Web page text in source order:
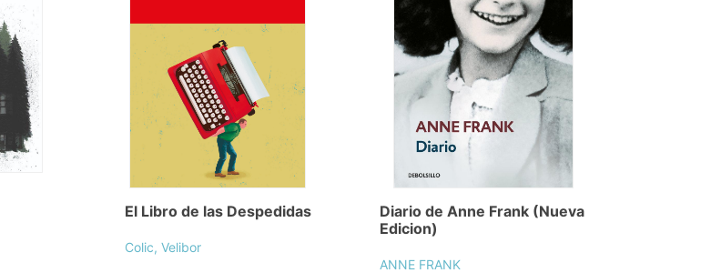
El Libro de las Despedidas
Colic, Velibor
Diario de Anne Frank (Nueva
Edicion)
ANNE FRANK